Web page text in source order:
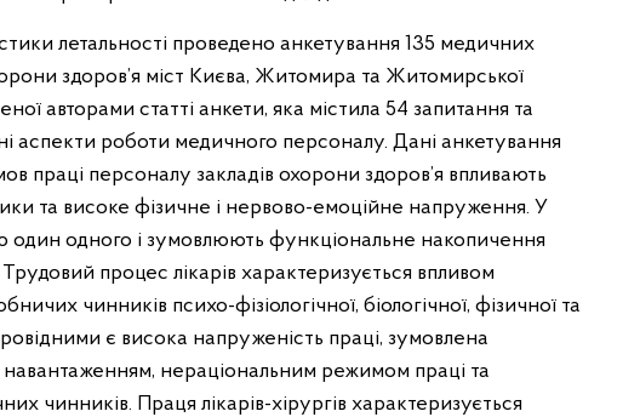
летальності проведено анкетування 135 медичних
здоров’я міст Києва, Житомира та Житомирської
авторами статті анкети, яка містила 54 запитання та
аспекти роботи медичного персоналу. Дані анкетування
праці персоналу закладів охорони здоров’я впливають
та високе фізичне і нервово-емоційне напруження. У
один одного і зумовлюють функціональне накопичення
процес лікарів характеризується впливом
чинників психо-фізіологічної, біологічної, фізичної та
є висока напруженість праці, зумовлена
навантаженням, нераціональним режимом праці та
чинників. Праця лікарів-хірургів характеризується